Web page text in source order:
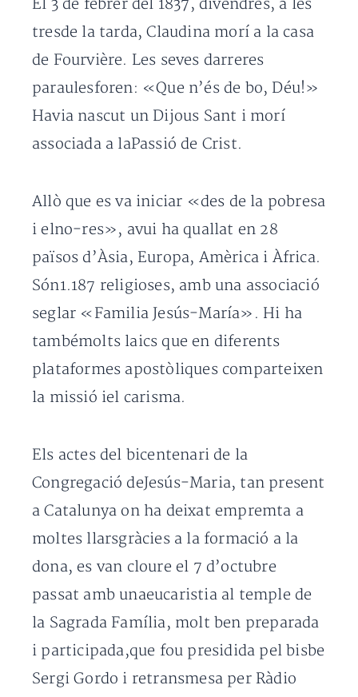
El 3 de febrer del 1837, divendres, a les
tresde la tarda, Claudina morí a la casa
de Fourvière. Les seves darreres
paraulesforen: «Que n’és de bo, Déu!»
Havia nascut un Dijous Sant i morí
associada a laPassió de Crist.
Allò que es va iniciar «des de la pobresa
i elno-res», avui ha quallat en 28
països d’Àsia, Europa, Amèrica i Àfrica.
Són1.187 religioses, amb una associació
seglar «Familia Jesús-María». Hi ha
tambémolts laics que en diferents
plataformes apostòliques comparteixen
la missió iel carisma.
Els actes del bicentenari de la
Congregació deJesús-Maria, tan present
a Catalunya on ha deixat empremta a
moltes llarsgràcies a la formació a la
dona, es van cloure el 7 d’octubre
passat amb unaeucaristia al temple de
la Sagrada Família, molt ben preparada
i participada,que fou presidida pel bisbe
Sergi Gordo i retransmesa per Ràdio